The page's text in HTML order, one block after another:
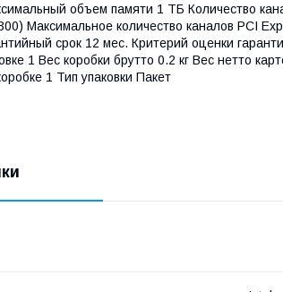
объем памяти 1 ТБ Количество
Максимальное количество каналов PCI
срок 12 мес. Критерий оценки
1 Вес коробки брутто 0.2 кг Вес нетто
1 Тип упаковки Пакет